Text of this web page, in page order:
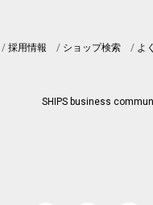
採用情報 ショップ検索 よ
SHIPS business